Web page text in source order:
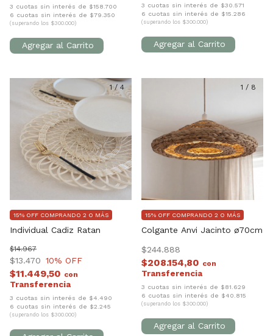
3 cuotas sin interés de $158.700
6 cuotas sin interés de $79.350
(superando los $300.000)
3 cuotas sin interés de $30.571
6 cuotas sin interés de $15.286
(superando los $300.000)
1/ 4
Individual Cadiz Ratan
$13.470
$14.967
10% OFF
15% OFF COMPRANDO 2 O MÁS
$11.449,50 con
3 cuotas sin interés de $4.490
6 cuotas sin interés de $2.245
(superando los $300.000)
1 / 8
Colgante Anvi Jacinto ø70cm
$244.888
15% OFF COMPRANDO 2 O MÁS
$208.154,80 con
3 cuotas sin interés de $81.629
6 cuotas sin interés de $40.815
(superando los $300.000)